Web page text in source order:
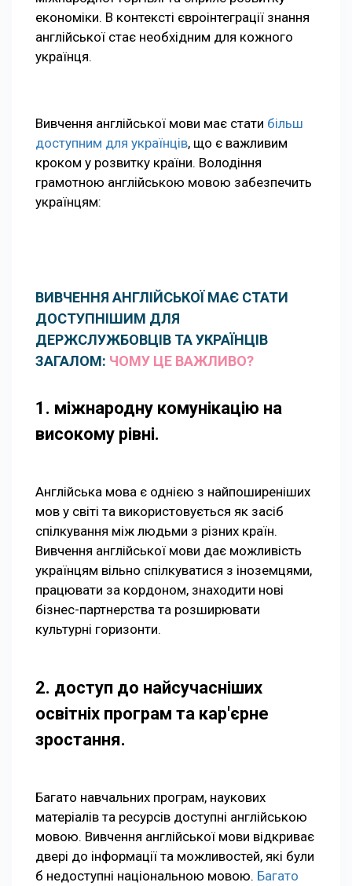
економіки. В контексті євроінтеграції знання
англійської стає необхідним для кожного
українця.
Вивчення англійської мови має стати більш
доступним для українців, що є важливим
кроком у розвитку країни. Володіння
грамотною англійською мовою забезпечить
українцям:
ВИВЧЕННЯ АНГЛІЙСЬКОЇ МАЄ СТАТИ
ДОСТУПНІШИМ ДЛЯ
ДЕРЖСЛУЖБОВЦІВ ТА УКРАЇНЦІВ
ЗАГАЛОМ: ЧОМУ ЦЕ ВАЖЛИВО?
1. міжнародну комунікацію на
високому рівні.
Англійська мова є однією з найпоширеніших
мов у світі та використовується як засіб
спілкування між людьми з різних країн.
Вивчення англійської мови дає можливість
українцям вільно спілкуватися з іноземцями,
працювати за кордоном, знаходити нові
бізнес-партнерства та розширювати
культурні горизонти.
2. доступ до найсучасніших
освітніх програм та кар'єрне
зростання.
Багато навчальних програм, наукових
матеріалів та ресурсів доступні англійською
мовою. Вивчення англійської мови відкриває
двері до інформації та можливостей, які були
б недоступні національною мовою. Багато